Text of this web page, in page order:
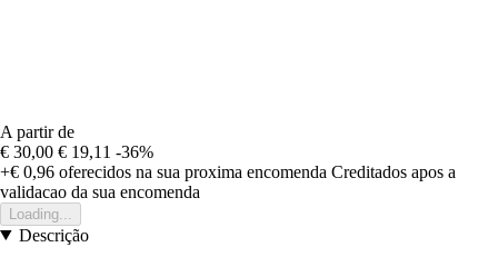
A partir de
€ 30,00 € 19,11 -36%
+€ 0,96 oferecidos na sua proxima encomenda Creditados apos a
validacao da sua encomenda
Loading...
Descrição